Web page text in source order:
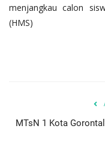
menjangkau calon
(HMS)
MTsN 1 Kota